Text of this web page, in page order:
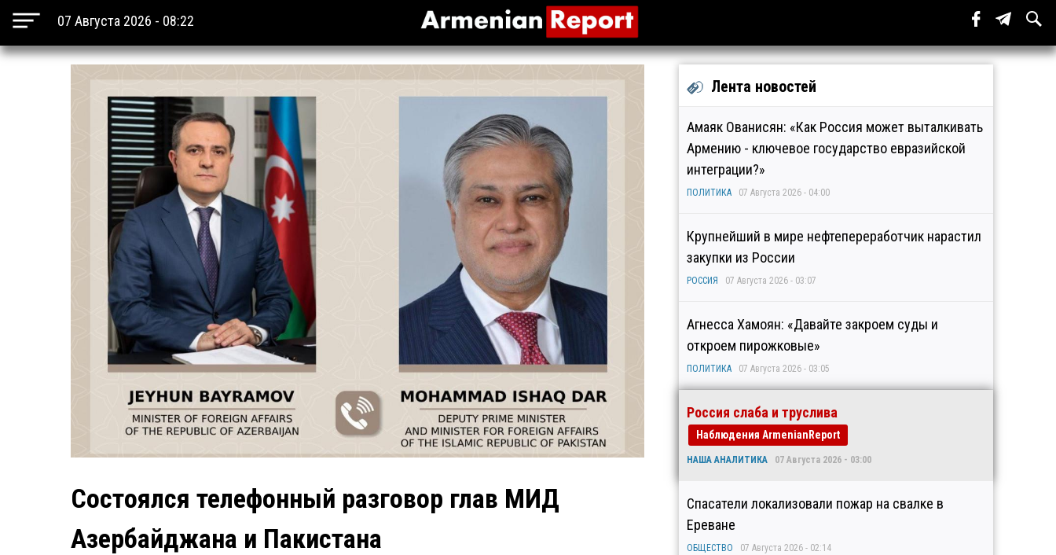
07 Августа 2026 - 08:22
Состоялся телефонный разговор глав МИД
Азербайджана и Пакистана
Лента новостей
Амаяк Ованисян: «Как Россия может выталкивать
Армению - ключевое государство евразийской
интеграции?»
ПОЛИТИКА 07 Августа 2026 - 04:00
Крупнейший в мире нефтепереработчик нарастил
закупки из России
РОССИЯ 07 Августа 2026 - 03:07
Агнесса Хамоян: «Давайте закроем суды и
откроем пирожковые»
ПОЛИТИКА 07 Августа 2026 - 03:05
Россия слаба и труслива
Наблюдения ArmenianReport
НАША АНАЛИТИКА 07 Августа 2026 - 03:00
Спасатели локализовали пожар на свалке в
Ереване
ОБЩЕСТВО 07 Августа 2026 - 02:14